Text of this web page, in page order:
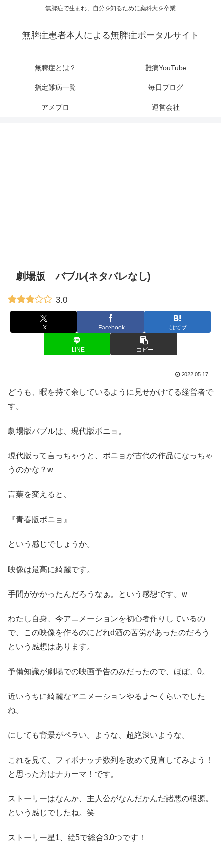
無脾症で生まれ、自分を知るために薬科大を卒業
無脾症患者本人による無脾症ポータルサイト
無脾症とは？ 難病YouTube
指定難病一覧 毎日ブログ
アメブロ 運営会社
劇場版 バブル(ネタバレなし)
3.0
X Facebook はてブ
LINE コピー
2022.05.17
どうも、暇を持て余しているように見せかけてる経営者で
す。
劇場版バブルは、現代版ポニョ。
現代版って言っちゃうと、ポニョが古代の作品になっちゃ
うのかな？w
言葉を変えると、
『青春版ポニョ』
という感じでしょうか。
映像は最高に綺麗です。
手間がかかったんだろうなぁ。という感想です。w
わたし自身、今アニメーションを初心者作りしているの
で、この映像を作るのにどれd酒の苦労があったのだろう
という感想はあります。
予備知識が劇場での映画予告のみだったので、ほぼ、0。
近いうちに綺麗なアニメーションやるよ〜くらいでした
ね。
にしても背景がペラい。ような、超絶深いような。
これを見て、フィボナッチ数列を改めて見直してみよう！
と思った方はナカーマ！です。
ストーリーはなんか、主人公がなんだかんだ諸悪の根源。
という感じでしたね。笑
ストーリー星1、絵5で総合3.0つです！